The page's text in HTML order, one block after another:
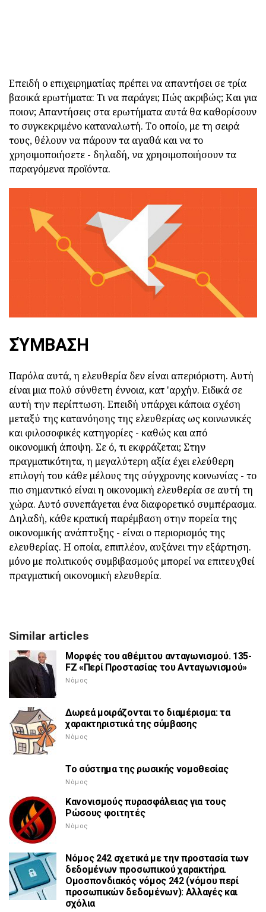
Επειδή ο επιχειρηματίας πρέπει να απαντήσει σε τρία
βασικά ερωτήματα: Τι να παράγει; Πώς ακριβώς; Και για
ποιον; Απαντήσεις στα ερωτήματα αυτά θα καθορίσουν
το συγκεκριμένο καταναλωτή. Το οποίο, με τη σειρά
τους, θέλουν να πάρουν τα αγαθά και να το
χρησιμοποιήσετε - δηλαδή, να χρησιμοποιήσουν τα
παραγόμενα προϊόντα.
ΣΎΜΒΑΣΗ
Παρόλα αυτά, η ελευθερία δεν είναι απεριόριστη. Αυτή
είναι μια πολύ σύνθετη έννοια, κατ 'αρχήν. Ειδικά σε
αυτή την περίπτωση. Επειδή υπάρχει κάποια σχέση
μεταξύ της κατανόησης της ελευθερίας ως κοινωνικές
και φιλοσοφικές κατηγορίες - καθώς και από
οικονομική άποψη. Σε ό, τι εκφράζεται; Στην
πραγματικότητα, η μεγαλύτερη αξία έχει ελεύθερη
επιλογή του κάθε μέλους της σύγχρονης κοινωνίας - το
πιο σημαντικό είναι η οικονομική ελευθερία σε αυτή τη
χώρα. Αυτό συνεπάγεται ένα διαφορετικό συμπέρασμα.
Δηλαδή, κάθε κρατική παρέμβαση στην πορεία της
οικονομικής ανάπτυξης - είναι ο περιορισμός της
ελευθερίας. Η οποία, επιπλέον, αυξάνει την εξάρτηση.
μόνο με πολιτικούς συμβιβασμούς μπορεί να επιτευχθεί
πραγματική οικονομική ελευθερία.
Similar articles
Μορφές του αθέμιτου ανταγωνισμού. 135-
FZ «Περί Προστασίας του Ανταγωνισμού»
Νόμος
Δωρεά μοιράζονται το διαμέρισμα: τα
χαρακτηριστικά της σύμβασης
Νόμος
Το σύστημα της ρωσικής νομοθεσίας
Νόμος
Κανονισμούς πυρασφάλειας για τους
Ρώσους φοιτητές
Νόμος
Νόμος 242 σχετικά με την προστασία των
δεδομένων προσωπικού χαρακτήρα.
Ομοσπονδιακός νόμος 242 (νόμου περί
προσωπικών δεδομένων): Αλλαγές και
σχόλια